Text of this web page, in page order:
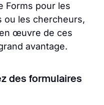
Forms pour les
ou les chercheurs,
œuvre de ces
avantage.
des formulaires